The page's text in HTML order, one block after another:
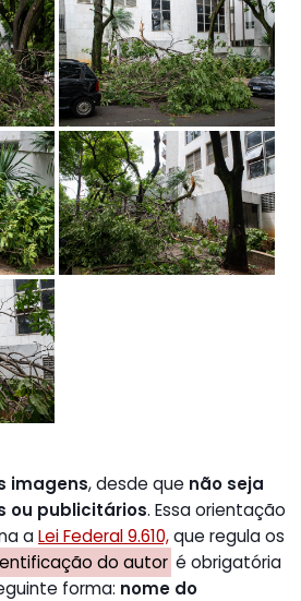
imagens, desde que não seja
ou publicitários. Essa orientação
aLei Federal 9.610,que regula os
do autor é obrigatória
forma: nome do